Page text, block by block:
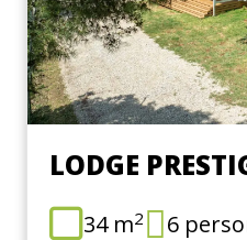
LODGE
34 m2
6